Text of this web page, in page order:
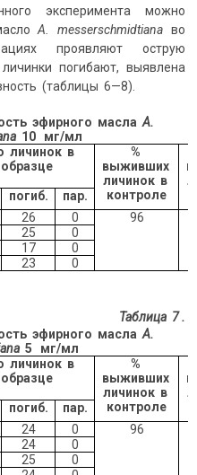
эксперимента можно
A. messersсhmidtiana во
проявляют острую
погибают, выявлена
(таблицы 6—8).
эфирного масла A.
10
мг/мл
личинок в
образце
%
выживших
личинок в
контроле
погиб.
пар.
26 0
96
25
0
17
0
23 0
Таблица 7.
эфирного масла A.
5
мг/мл
личинок в
образце
%
выживших
личинок в
контроле
погиб.
пар.
24 0
96
24
0
25
0